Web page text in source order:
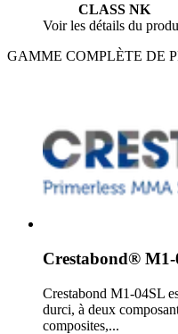
CLASS NK
Voir les détails du
GAMME COMPLÈTE DE
Crestabond®
Crestabond M1-04SL
durci, à deux
composites,...